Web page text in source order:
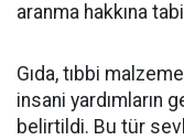
aranma hakkına
Gıda, tıbbi
insani yardımların
belirtildi. Bu tür